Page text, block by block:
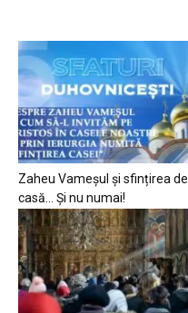
Zaheu Vameșul și sfințirea de
casă… Și nu numai!